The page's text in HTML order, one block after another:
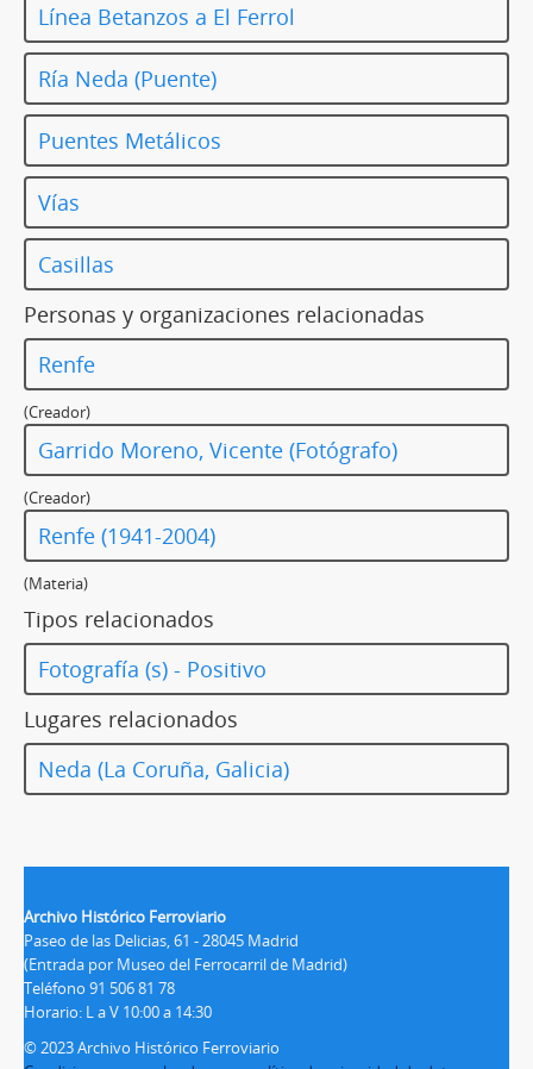
Línea Betanzos a El Ferrol
Ría Neda (Puente)
Puentes Metálicos
Vías
Casillas
Personas y organizaciones relacionadas
Renfe
(Creador)
Garrido Moreno, Vicente (Fotógrafo)
(Creador)
Renfe (1941-2004)
(Materia)
Tipos relacionados
Fotografía (s) - Positivo
Lugares relacionados
Neda (La Coruña, Galicia)
Archivo Histórico Ferroviario
Paseo de las Delicias, 61 - 28045 Madrid
(Entrada por Museo del Ferrocarril de Madrid)
Teléfono 91 506 81 78
Horario: L a V 10:00 a 14:30
© 2023 Archivo Histórico Ferroviario